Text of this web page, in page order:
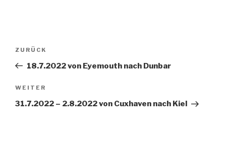
Beitragsnavigation
Vorheriger
Beitrag
ZURÜCK
18.7.2022 von Eyemouth nach Dunbar
Nächster
Beitrag
WEITER
31.7.2022 – 2.8.2022 von Cuxhaven nach Kiel